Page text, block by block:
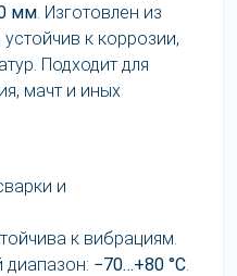
мм. Изготовлен из
, устойчив к коррозии,
Подходит для
мачт и иных
и
к вибрациям.
−70…+80 °C.